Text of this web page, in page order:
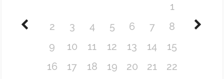
1
2
3 4 5 6 7
8
9
10 11 12 13 14
15
16
17 18 19 20 21
22